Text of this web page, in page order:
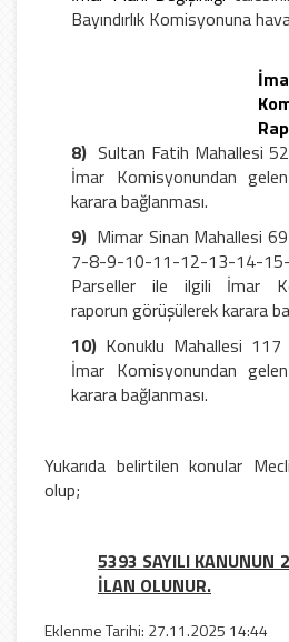
Bayındırlık Komisyonuna
8) Sultan Fatih Mahallesi
İmar Komisyonundan
karara bağlanması.
9) Mimar Sinan Mahallesi
7-8-9-10-11-12-13-14-
Parseller ile ilgili İmar
raporun görüşülerek karara
10) Konuklu Mahallesi
İmar Komisyonundan
karara bağlanması.
Yukarıda belirtilen konular
olup;
5393 SAYILI KANUNUN
İLAN OLUNUR.
Eklenme Tarihi: 27.11.2025 14:44